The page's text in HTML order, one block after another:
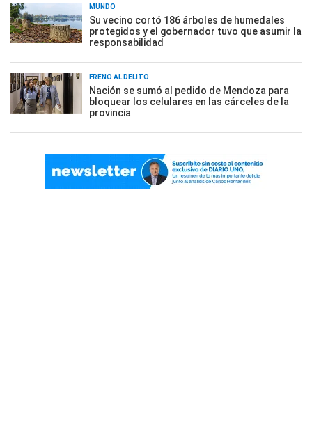
MUNDO
Su vecino cortó 186 árboles de humedales
protegidos y el gobernador tuvo que asumir la
responsabilidad
FRENO AL DELITO
Nación se sumó al pedido de Mendoza para
bloquear los celulares en las cárceles de la
provincia